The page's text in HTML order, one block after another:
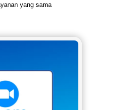
yang sama